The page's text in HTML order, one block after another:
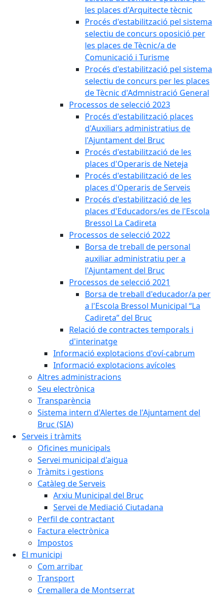
les places d'Arquitecte tècnic
Procés d'estabilització pel sistema
selectiu de concurs oposició per
les places de Tècnic/a de
Comunicació i Turisme
Procés d'estabilització pel sistema
selectiu de concurs per les places
de Tècnic d'Admnistració General
Processos de selecció 2023
Procés d'estabilització places
d'Auxiliars administratius de
l'Ajuntament del Bruc
Procés d'estabilització de les
places d'Operaris de Neteja
Procés d'estabilització de les
places d'Operaris de Serveis
Procés d'estabilització de les
places d'Educadors/es de l'Escola
Bressol La Cadireta
Processos de selecció 2022
Borsa de treball de personal
auxiliar administratiu per a
l'Ajuntament del Bruc
Processos de selecció 2021
Borsa de treball d'educador/a per
a l'Escola Bressol Municipal “La
Cadireta” del Bruc
Relació de contractes temporals i
d'interinatge
Informació explotacions d'oví-cabrum
Informació explotacions avícoles
Altres administracions
Seu electrònica
Transparència
Sistema intern d'Alertes de l'Ajuntament del
Bruc (SIA)
Serveis i tràmits
Oficines municipals
Servei municipal d'aigua
Tràmits i gestions
Catàleg de Serveis
Arxiu Municipal del Bruc
Servei de Mediació Ciutadana
Perfil de contractant
Factura electrònica
Impostos
El municipi
Com arribar
Transport
Cremallera de Montserrat